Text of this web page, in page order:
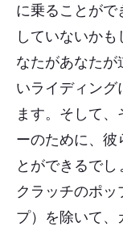
に乗ることがで
していないか
なたがあなたが
いライディング
ます。そして
ーのために、彼
とができるでし
クラッチのポッ
プ）を除いて、